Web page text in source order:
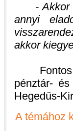
-
annyi
akkor
Fontos
pénztár-
Hegedűs-
A témához